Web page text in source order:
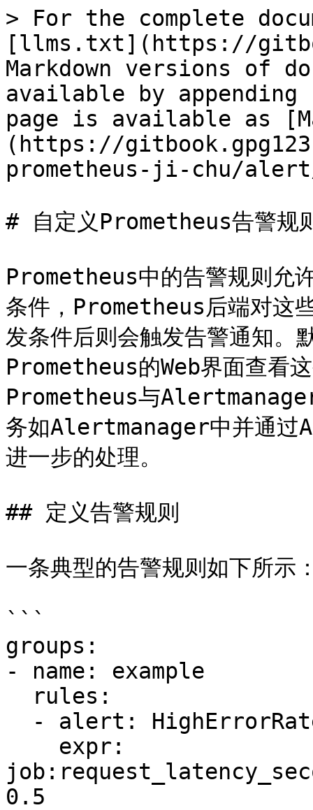
> For the complete
[llms.txt](https://
Markdown versions of
available by
page is available as
(https://
prometheus-ji-chu/
# 自定义Prometheus告警规
Prometheus中的告警规则允
条件，Prometheus后端对这
发条件后则会触发告警通知。
Prometheus的Web界面查看
Prometheus与Alertmanager
务如Alertmanager中并通过
进一步的处理。
## 定义告警规则
一条典型的告警规则如下所示
```
groups:
- name: example
0.5